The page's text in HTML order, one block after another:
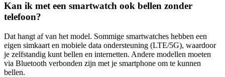
Kan ik met een smartwatch ook bellen zonder
telefoon?
Dat hangt af van het model. Sommige smartwatches hebben een
eigen simkaart en mobiele data ondersteuning (LTE/5G), waardoor
je zelfstandig kunt bellen en internetten. Andere modellen moeten
via Bluetooth verbonden zijn met je smartphone om te kunnen
bellen.